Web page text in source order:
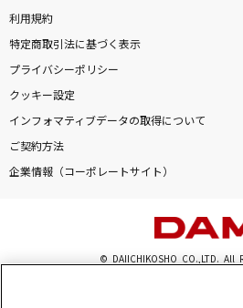
人にやさしく
THE BLUE HEARTS
わたがし
利用規約
特定商取引法に基づく表示
プライバシーポリシー
クッキー設定
インフォマティブデータの取得について
ご契約方法
企業情報（コーポレートサイト）
© DAIICHIKOSHO CO.,LTD. All
このサイトに掲載されている一切の文章・画像・